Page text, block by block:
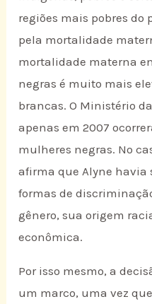
regiões mais pobres do
pela mortalidade
mortalidade materna
negras é muito mais
brancas. O Ministério
apenas em 2007
mulheres negras. No
afirma que Alyne
formas de
gênero, sua origem
econômica.
Por isso mesmo, a
um marco, uma vez